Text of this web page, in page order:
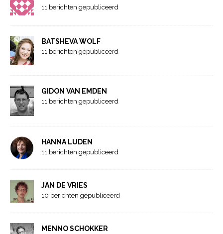
11 berichten gepubliceerd
BATSHEVA WOLF
11 berichten gepubliceerd
GIDON VAN EMDEN
11 berichten gepubliceerd
HANNA LUDEN
11 berichten gepubliceerd
JAN DE VRIES
10 berichten gepubliceerd
MENNO SCHOKKER